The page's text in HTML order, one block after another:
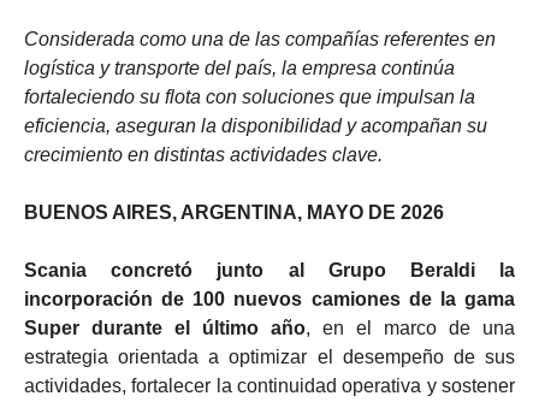
Considerada como una de las compañías referentes en
logística y transporte del país, la empresa continúa
fortaleciendo su flota con soluciones que impulsan la
eficiencia, aseguran la disponibilidad y acompañan su
crecimiento en distintas actividades clave.
BUENOS AIRES, ARGENTINA, MAYO DE 2026
Scania concretó junto al Grupo Beraldi la
incorporación de 100 nuevos camiones de la gama
Super durante el último año, en el marco de una
estrategia orientada a optimizar el desempeño de sus
actividades, fortalecer la continuidad operativa y sostener